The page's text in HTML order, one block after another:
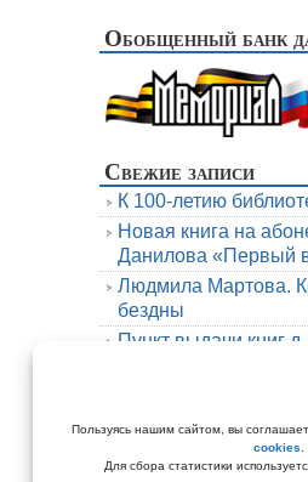
Пользуясь нашим сайтом, вы
cookies
Для сбора статистики
Обобщенный банк
Свежие записи
К 100-летию
Новая книга на
Данилова «Первый
Людмила Мартова.
бездны
Пункт выдачи книг д.
Архивы
Архивы